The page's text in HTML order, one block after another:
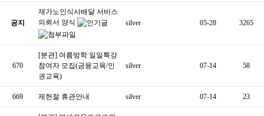
공지
재가노인식사배달 서비스
의뢰서 양식
silver 05-28 3265
670
[분관] 여름방학 일일특강
참여자 모집(금융교육/인
권교육)
silver 07-14 58
669 제헌절 휴관안내 silver 07-14 23